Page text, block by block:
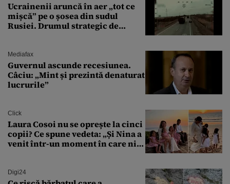
Ucrainenii aruncă în aer „tot ce
mișcă” pe o șosea din sudul
Rusiei. Drumul strategic de
Mediafax
Guvernul ascunde recesiunea.
Câciu: „Mint și prezintă denaturat
lucrurile”
Click
Laura Cosoi nu se oprește la cinci
copii? Ce spune vedeta: „Și Nina a
venit într-un moment în care nici
Digi24